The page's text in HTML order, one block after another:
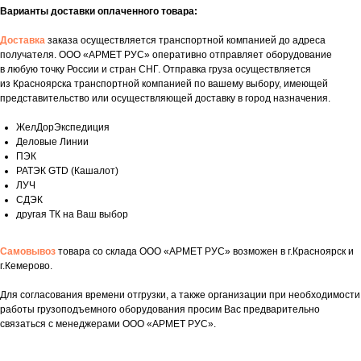
Варианты доставки оплаченного товара:
Доставка заказа осуществляется транспортной компанией до адреса
получателя. ООО «АРМЕТ РУС» оперативно отправляет оборудование
в любую точку России и стран СНГ. Отправка груза осуществляется
из Красноярска транспортной компанией по вашему выбору, имеющей
представительство или осуществляющей доставку в город назначения.
ЖелДорЭкспедиция
Деловые Линии
ПЭК
РАТЭК GTD (Кашалот)
ЛУЧ
СДЭК
другая ТК на Ваш выбор
Самовывоз товара со склада ООО «АРМЕТ РУС» возможен в г.Красноярск и
г.Кемерово.
Для согласования времени отгрузки, а также организации при необходимости
работы грузоподъемного оборудования просим Вас предварительно
связаться с менеджерами ООО «АРМЕТ РУС».
Укажите номер телефона и ваше имя.
Мы свяжемся с вами сегодня в рабочее
время.